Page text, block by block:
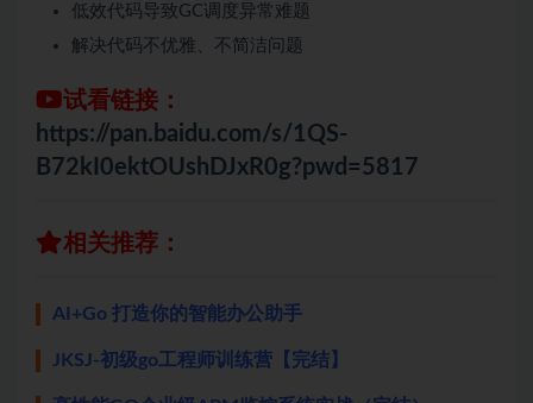
低效代码导致GC调度异常难题
解决代码不优雅、不简洁问题
试看链接：
https://pan.baidu.com/s/1QS-
B72kI0ektOUshDJxR0g?pwd=5817
相关推荐：
AI+Go 打造你的智能办公助手
JKSJ-初级go工程师训练营【完结】